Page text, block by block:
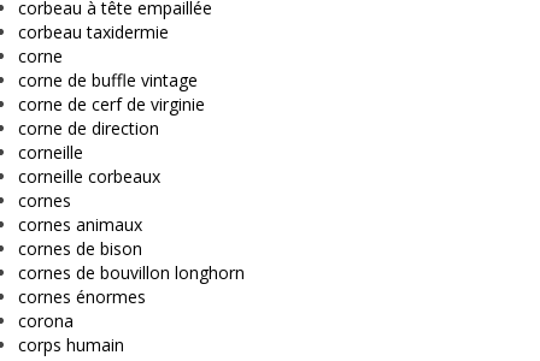
corbeau à tête empaillée
corbeau taxidermie
corne
corne de buffle vintage
corne de cerf de virginie
corne de direction
corneille
corneille corbeaux
cornes
cornes animaux
cornes de bison
cornes de bouvillon longhorn
cornes énormes
corona
corps humain